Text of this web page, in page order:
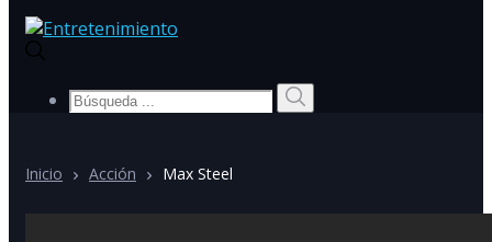
Búsqueda
de:
Inicio Acción Max Steel